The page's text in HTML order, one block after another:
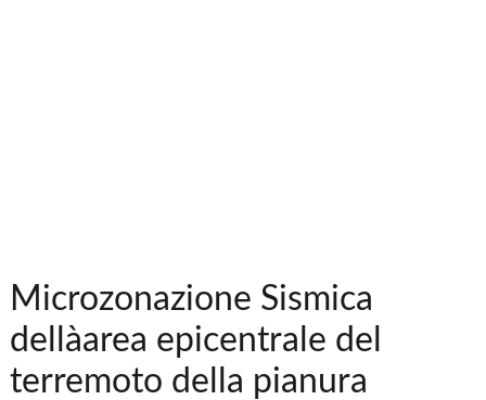
Microzonazione Sismica
dellàarea epicentrale del
terremoto della pianura